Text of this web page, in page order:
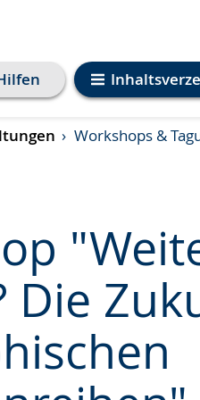
Workshops &
Die